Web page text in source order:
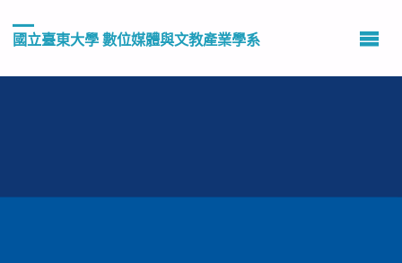
國立臺東大學 數位媒體與文教產業學系